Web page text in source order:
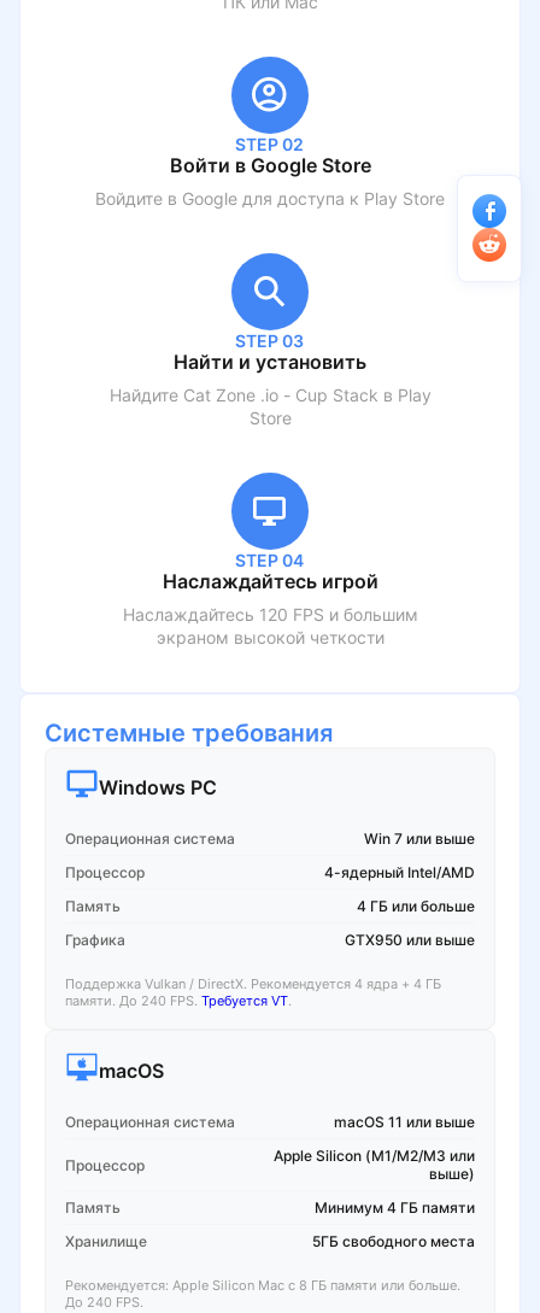
STEP 02
Войти в Google Store
Войдите в Google для доступа к Play Store
STEP 03
Найти и установить
Найдите Cat Zone .io - Cup Stack в Play
Store
STEP 04
Наслаждайтесь игрой
Наслаждайтесь 120 FPS и большим
экраном высокой четкости
Системные требования
Windows PC
Операционная система
Win 7 или выше
Процессор
4-ядерный Intel/AMD
Память
4 ГБ или больше
Графика
GTX950 или выше
Поддержка Vulkan / DirectX. Рекомендуется 4 ядра + 4 ГБ
памяти. До 240 FPS. Требуется VT.
macOS
Операционная система macOS 11 или выше
Процессор
Apple Silicon (M1/M2/M3 или
выше)
Память
Минимум 4 ГБ памяти
Хранилище
5ГБ свободного места
Рекомендуется: Apple Silicon Mac с 8 ГБ памяти или больше.
До 240 FPS.